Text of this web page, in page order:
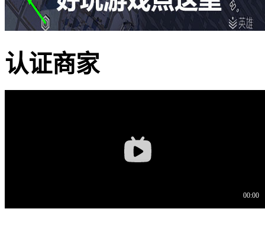
认证商家